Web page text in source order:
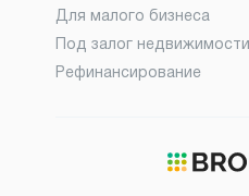
Для малого бизнеса
Под залог недвижимости
Рефинансирование